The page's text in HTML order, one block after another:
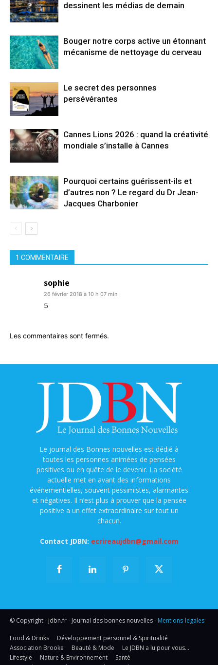
dessinent les médias de demain
Bouger notre corps active un étonnant
mécanisme de nettoyage du cerveau
Le secret des personnes
persévérantes
Cannes Lions 2026 : quand la créativité
mondiale s’installe à Cannes
Pourquoi certains guérissent-ils et
d’autres non ? Le regard du Dr Jean-
Jacques Charbonier
1 COMMENTAIRE
sophie
26 février 2018 à 10 h 07 min
5
Les commentaires sont fermés.
Le journal des Bonnes nouvelles est dédié à
toutes les personnes animées de pensées
positives ou en quête de le devenir. La société
actuelle met en avant des informations
événementielles, souvent pessimistes, alarmantes
et négatives. Il n’est plus à prouver que la pensée
positive a un effet extraordinaire sur tout un
chacun.
Contact JDBN: ecrireaujdbn@gmail.com
© Copyright - jdbn.fr - Journal des bonnes nouvelles - Mentions-legales
Food & Drinks
Développement personnel & Spiritualité
Association Brooke
Beauté & Mode
Le JDBN a lu pour vous…
Lifestyle
Nature & Environnement
Santé